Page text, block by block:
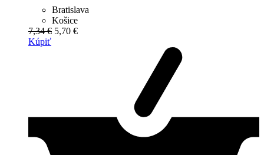
Bratislava
Košice
7,34 € 5,70 €
Kúpiť